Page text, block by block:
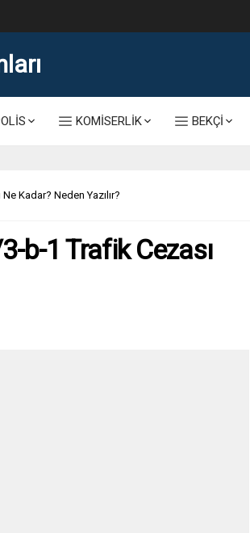
Ekranı
KOMİSERLİK BEKÇİ
Kadar? Neden Yazılır?
b-1 Trafik Cezası